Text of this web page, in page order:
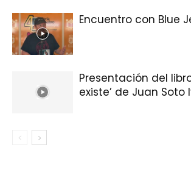
Encuentro con Blue
Presentación del
existe’ de Juan Soto